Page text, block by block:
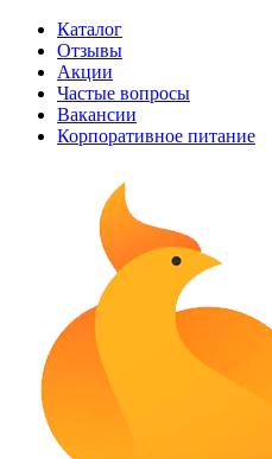
Каталог
Отзывы
Акции
Частые вопросы
Вакансии
Корпоративное питание